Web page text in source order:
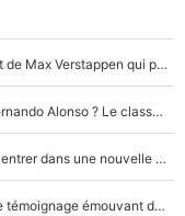
F1 - Une légende de McLaren refuse le transfert de Max Verstappen qui pourrait «faire des vagues» et plomber l'ambiance dans l'équipe
Max Verstappen, Lewis Hamilton… et bientôt Fernando Alonso ? Le classement des pilotes les mieux payés en Formule 1 risque de changer !
F1 - Alpine signe un accord «impensable» et va entrer dans une nouvelle dimension : Grande nouvelle pour Pierre Gasly !
F1 : « Je lui ai fait un câlin, puis j’ai dû partir...», le témoignage émouvant de Max Verstappen sur sa fille